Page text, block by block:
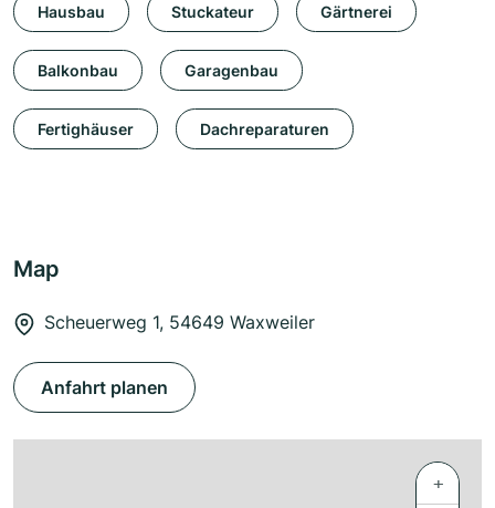
Hausbau Stuckateur Gärtnerei
Balkonbau Garagenbau
Fertighäuser Dachreparaturen
Map
Scheuerweg 1, 54649 Waxweiler
Anfahrt planen
+